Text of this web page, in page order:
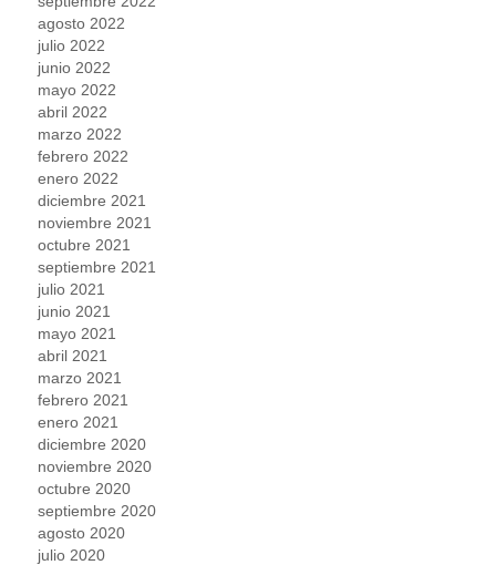
agosto 2022
julio 2022
junio 2022
mayo 2022
abril 2022
marzo 2022
febrero 2022
enero 2022
diciembre 2021
noviembre 2021
octubre 2021
septiembre 2021
julio 2021
junio 2021
mayo 2021
abril 2021
marzo 2021
febrero 2021
enero 2021
diciembre 2020
noviembre 2020
octubre 2020
septiembre 2020
agosto 2020
julio 2020